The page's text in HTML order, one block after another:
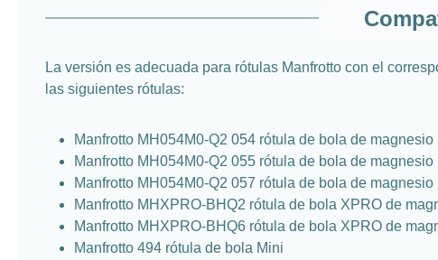
La versión es adecuada para rótulas Manfrotto con el
las siguientes rótulas:
Manfrotto MH054M0-Q2 054 rótula de bola de magnesio
Manfrotto MH054M0-Q2 055 rótula de bola de magnesio
Manfrotto MH054M0-Q2 057 rótula de bola de magnesio
Manfrotto MHXPRO-BHQ2 rótula de bola XPRO de
Manfrotto MHXPRO-BHQ6 rótula de bola XPRO de
Manfrotto 494 rótula de bola Mini